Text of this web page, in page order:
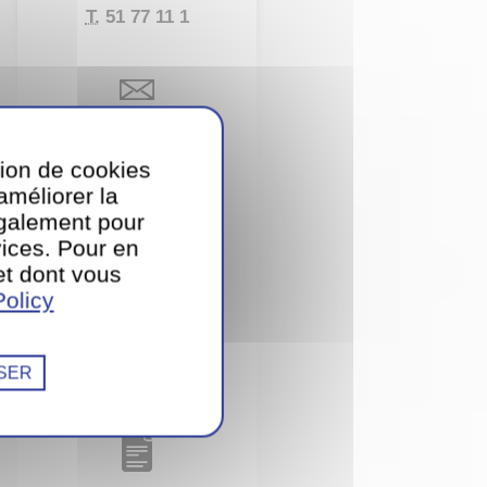
T. 51 77 11 1
TÉLÉCHARGER
de cookies
la
pour
Pour en
dont vous